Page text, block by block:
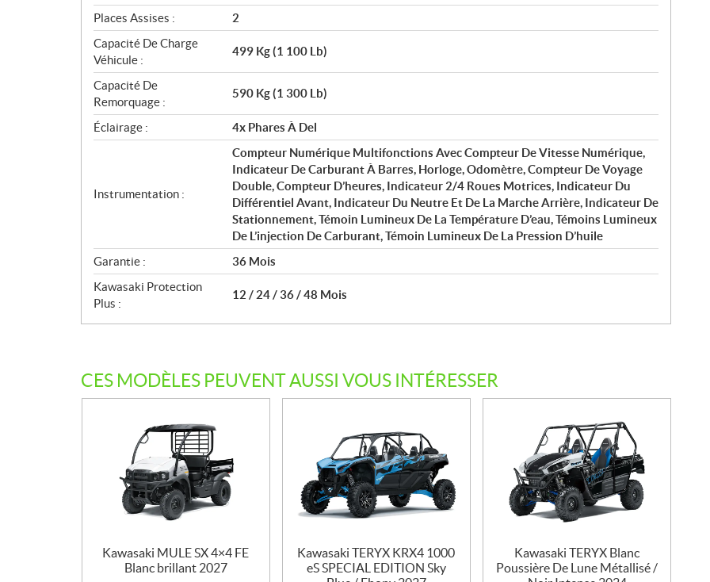
Places Assises :
2
Capacité De Charge
Véhicule :
499 Kg (1 100 Lb)
Capacité De
Remorquage :
590 Kg (1 300 Lb)
Éclairage : 4x Phares À Del
Instrumentation :
Compteur Numérique Multifonctions Avec Compteur De Vitesse Numérique,
Indicateur De Carburant À Barres, Horloge, Odomètre, Compteur De Voyage
Double, Compteur D’heures, Indicateur 2/4 Roues Motrices, Indicateur Du
Différentiel Avant, Indicateur Du Neutre Et De La Marche Arrière, Indicateur De
Stationnement, Témoin Lumineux De La Température D’eau, Témoins Lumineux
De L’injection De Carburant, Témoin Lumineux De La Pression D’huile
Garantie :
36 Mois
Kawasaki Protection
Plus :
12 / 24 / 36 / 48 Mois
CES MODÈLES PEUVENT AUSSI VOUS INTÉRESSER
Kawasaki MULE SX 4×4 FE
Blanc brillant 2027
Kawasaki TERYX KRX4 1000
eS SPECIAL EDITION Sky
Kawasaki TERYX Blanc
Poussière De Lune Métallisé /